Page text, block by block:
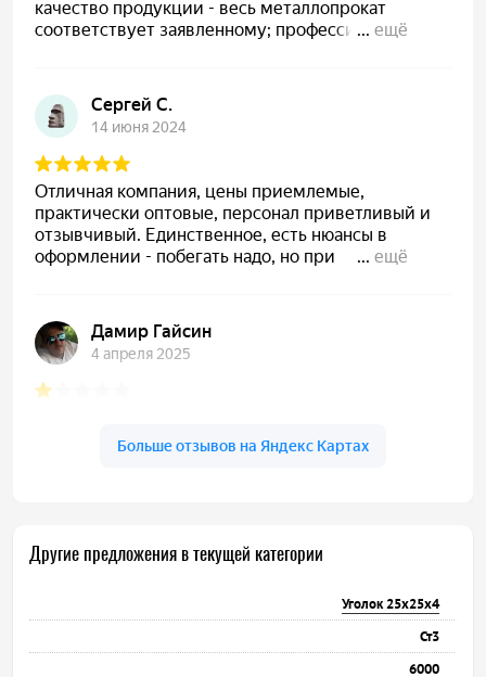
Другие предложения в текущей категории
Уголок 25х25х4
Ст3
6000